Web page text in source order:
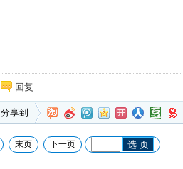
回复
分享到
末页 下一页 选 页